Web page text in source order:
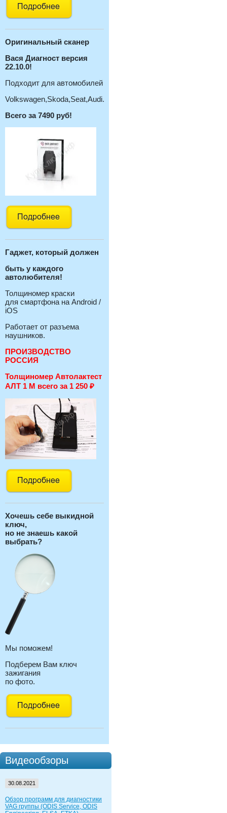
Оригинальный сканер
Вася Диагност версия
22.10.0!
Подходит для автомобилей
Volkswagen,Skoda,Seat,Audi.
Всего за 7490 руб!
Гаджет, который должен
быть у каждого
автолюбителя!
Толщиномер краски
для смартфона на Android /
iOS
Работает от разъема
наушников.
ПРОИЗВОДСТВО
РОССИЯ
Толщиномер Автолактест
АЛТ 1 М всего за 1 250 ₽
Хочешь себе выкидной
ключ,
но не знаешь какой
выбрать?
Мы поможем!
Подберем Вам ключ
зажигания
по фото.
Видеообзоры
30.08.2021
Обзор программ для диагностики
VAG группы (ODIS Service, ODIS